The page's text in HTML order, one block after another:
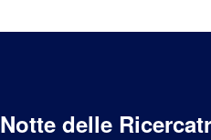
Notte delle